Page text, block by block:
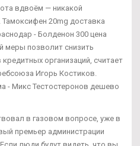
вдвоём — никакой
Тамоксифен 20mg доставка
- Болденон 300 цена
меры позволит снизить
организаций, считает
Игорь Костиков.
- Микс Тестостеронов дешево
в газовом вопросе, уже в
премьер администрации